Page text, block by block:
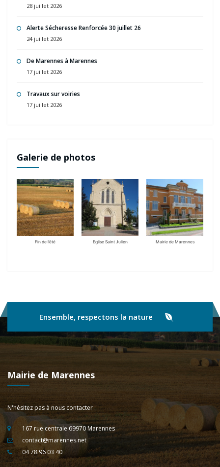
28 juillet 2026
Alerte Sécheresse Renforcée 30 juillet 26
24 juillet 2026
De Marennes à Marennes
17 juillet 2026
Travaux sur voiries
17 juillet 2026
Galerie de photos
Fin de l’été Eglise Saint Julien Mairie de Marennes
Ensemble, respectons la nature
Mairie de Marennes
N'hésitez pas à nous contacter :
167 rue centrale 69970 Marennes
contact@marennes.net
04 78 96 03 40